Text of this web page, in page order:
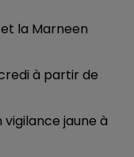
la Marneen
à partir de
jaune à